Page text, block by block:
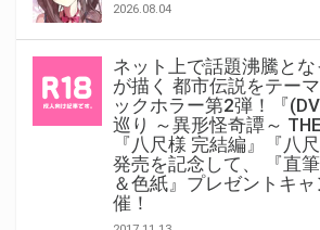
2026.08.04
ネット上で話題沸騰と
が描く 都市伝説をテー
ックホラー第2弾！『
巡り ～異形怪奇譚～
『八尺様 完結編』『八
発売を記念して、 『直
＆色紙』プレゼントキ
催！